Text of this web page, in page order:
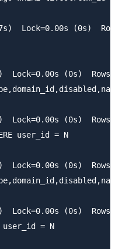
Lock=0.00s (0s)
Lock=0.00s (0s)
Lock=0.00s (0s)
user_id = N
Lock=0.00s (0s)
Lock=0.00s (0s)
user_id = N